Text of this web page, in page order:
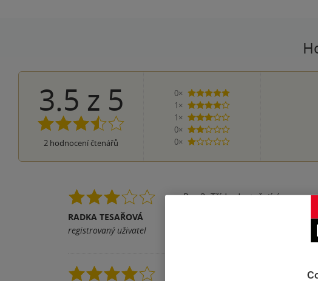
3.5 z 5
2 hodnocení čtenářů
0×
5 hvězdiček
1×
4 hvězdičky
1×
3 hvězdičky
0×
2 hvězdičky
0×
1 hvezdička
RADKA TESAŘOVÁ
registrovaný uživatel
Pro 2. Třídu dostačující
Pěkně zpracováno. Pro děti